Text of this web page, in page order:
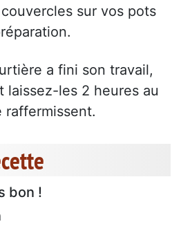
sur vos pots
a fini son travail,
laissez-les 2 heures au
raffermissent.
bon !